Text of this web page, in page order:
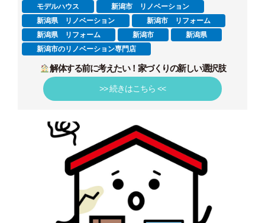
モデルハウス
新潟市 リノベーション
新潟県 リノベーション
新潟市 リフォーム
新潟県 リフォーム
新潟市
新潟県
新潟市のリノベーション専門店
解体する前に考えたい！家づくりの新しい選択肢
>> 続きはこちら <<